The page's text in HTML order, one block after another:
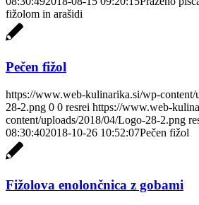
fižolom in arašidi
Pečen fižol
https://www.web-kulinarika.si/wp-content/
28-2.png 0 0 resrei https://www.web-
content/uploads/2018/04/Logo-28-2.png
08:30:402018-10-26 10:52:07Pečen fižol
Fižolova enolončnica z gobami